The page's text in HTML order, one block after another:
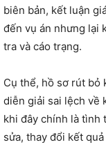
biên bản, kết luận
đến vụ án nhưng lại
tra và cáo trạng.
Cụ thể, hồ sơ rút bỏ
diễn giải sai lệch về
khi đây chính là tình
sửa, thay đổi kết